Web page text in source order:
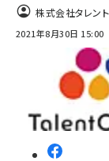
株式会社タレン
2021年8月30日 15:00